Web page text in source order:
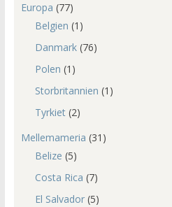
Europa (77)
Belgien (1)
Danmark(76)
Polen (1)
Storbritannien (1)
Tyrkiet(2)
Mellemameria (31)
Belize (5)
Costa Rica (7)
El Salvador(5)